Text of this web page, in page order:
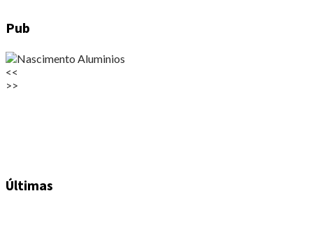
Pub
<<
>>
Últimas